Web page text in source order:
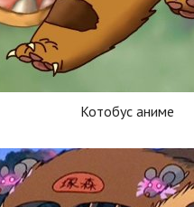
Котобус аниме